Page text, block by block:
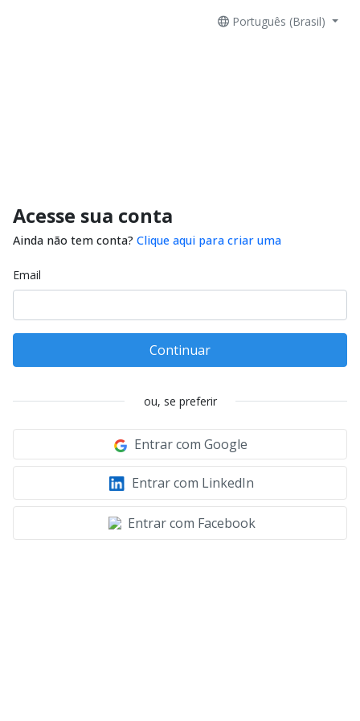
Português (Brasil)
Acesse sua conta
Ainda não tem conta? Clique aqui para criar uma
Email
Continuar
ou, se preferir
Entrar com Google
Entrar com LinkedIn
Entrar com Facebook